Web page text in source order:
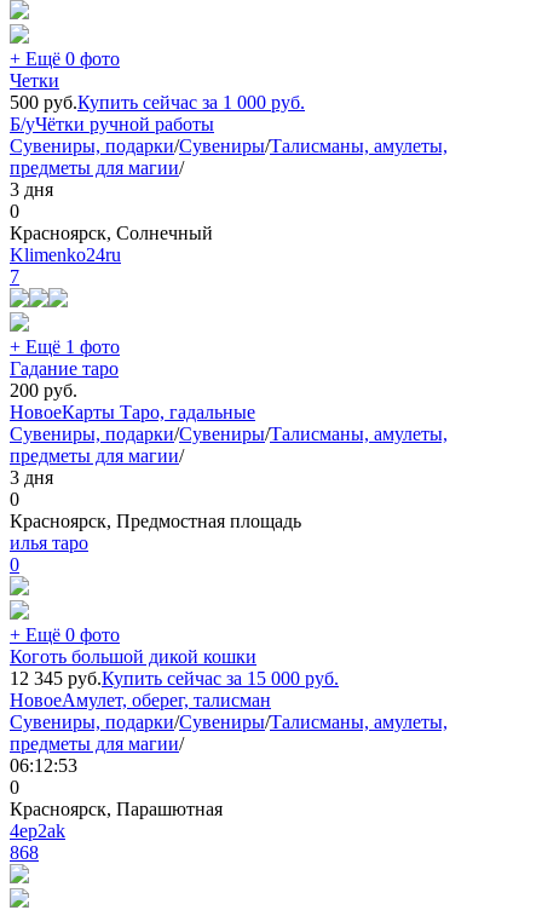
+ Ещё 0 фото
Четки
500 руб.Купить сейчас за 1 000 руб.
Б/уЧётки ручной работы
Сувениры, подарки/Сувениры/Талисманы, амулеты,
предметы для магии/
3 дня
0
Красноярск, Солнечный
Klimenko24ru
7
+ Ещё 1 фото
Гадание таро
200 руб.
НовоеКарты Таро, гадальные
Сувениры, подарки/Сувениры/Талисманы, амулеты,
предметы для магии/
3 дня
0
Красноярск, Предмостная площадь
илья таро
0
+ Ещё 0 фото
Коготь большой дикой кошки
12 345 руб.Купить сейчас за 15 000 руб.
НовоеАмулет, оберег, талисман
Сувениры, подарки/Сувениры/Талисманы, амулеты,
предметы для магии/
06:12:53
0
Красноярск, Парашютная
4ep2ak
868